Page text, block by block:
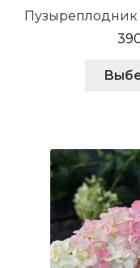
Пузыреплодник